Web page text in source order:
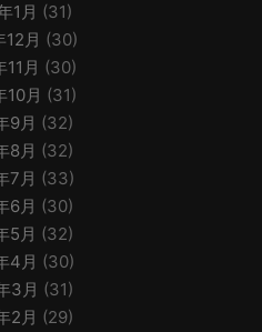
1月 (31)
月 (30)
月 (30)
10月 (31)
9月 (32)
8月 (32)
7月 (33)
6月 (30)
5月 (32)
4月 (30)
3月 (31)
2月 (29)